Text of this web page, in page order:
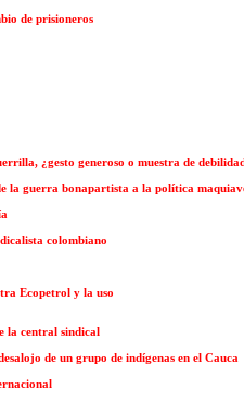
de prisioneros
¿gesto generoso o muestra de
la guerra bonapartista a la política
colombiano
Ecopetrol y la uso
la central sindical
de un grupo de indígenas en el Cauca